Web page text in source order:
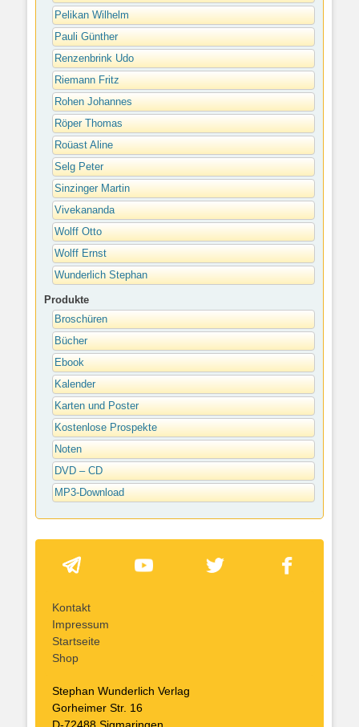
Pelikan Wilhelm
Pauli Günther
Renzenbrink Udo
Riemann Fritz
Rohen Johannes
Röper Thomas
Roüast Aline
Selg Peter
Sinzinger Martin
Vivekananda
Wolff Otto
Wolff Ernst
Wunderlich Stephan
Produkte
Broschüren
Bücher
Ebook
Kalender
Karten und Poster
Kostenlose Prospekte
Noten
DVD – CD
MP3-Download
Kontakt
Impressum
Startseite
Shop
Stephan Wunderlich Verlag
Gorheimer Str. 16